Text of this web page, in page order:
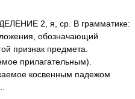
2, я, ср. В грамматике:
обозначающий
признак предмета.
прилагательным).
косвенным падежом